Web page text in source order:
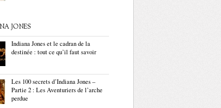
JONES
Indiana Jones et le cadran de la
destinée : tout ce qu’il faut savoir
Les 100 secrets d’Indiana Jones –
Partie 2 : Les Aventuriers de l’arche
perdue